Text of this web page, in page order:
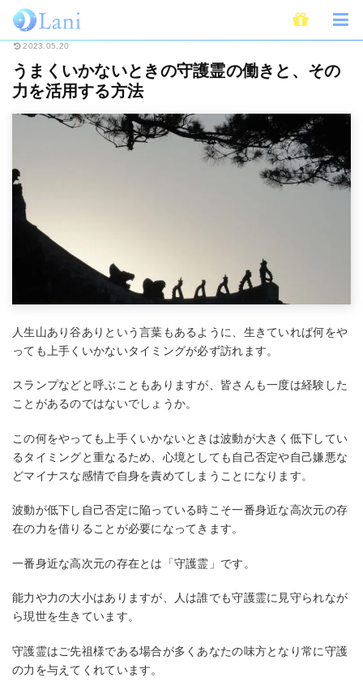
ホーム スピリチュアル うまくいかないときの守護霊の働きと、その
2023.05.20
うまくいかないときの守護霊の働きと、その
力を活用する方法
人生山あり谷ありという言葉もあるように、生きていれば何をや
っても上手くいかないタイミングが必ず訪れます。
スランプなどと呼ぶこともありますが、皆さんも一度は経験した
ことがあるのではないでしょうか。
この何をやっても上手くいかないときは波動が大きく低下してい
るタイミングと重なるため、心境としても自己否定や自己嫌悪な
どマイナスな感情で自身を責めてしまうことになります。
波動が低下し自己否定に陥っている時こそ一番身近な高次元の存
在の力を借りることが必要になってきます。
一番身近な高次元の存在とは「守護霊」です。
能力や力の大小はありますが、人は誰でも守護霊に見守られなが
ら現世を生きています。
守護霊はご先祖様である場合が多くあなたの味方となり常に守護
の力を与えてくれています。